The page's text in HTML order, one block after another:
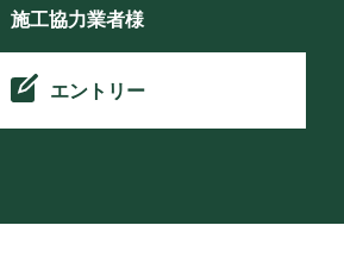
施工協力業者様
エントリー